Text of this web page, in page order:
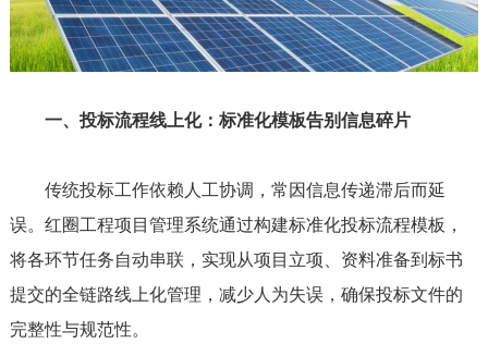
一、投标流程线上化：标准化模板告别信息碎片
传统投标工作依赖人工协调，常因信息传递滞后而延
误。红圈工程项目管理系统通过构建标准化投标流程模板，
将各环节任务自动串联，实现从项目立项、资料准备到标书
提交的全链路线上化管理，减少人为失误，确保投标文件的
完整性与规范性。